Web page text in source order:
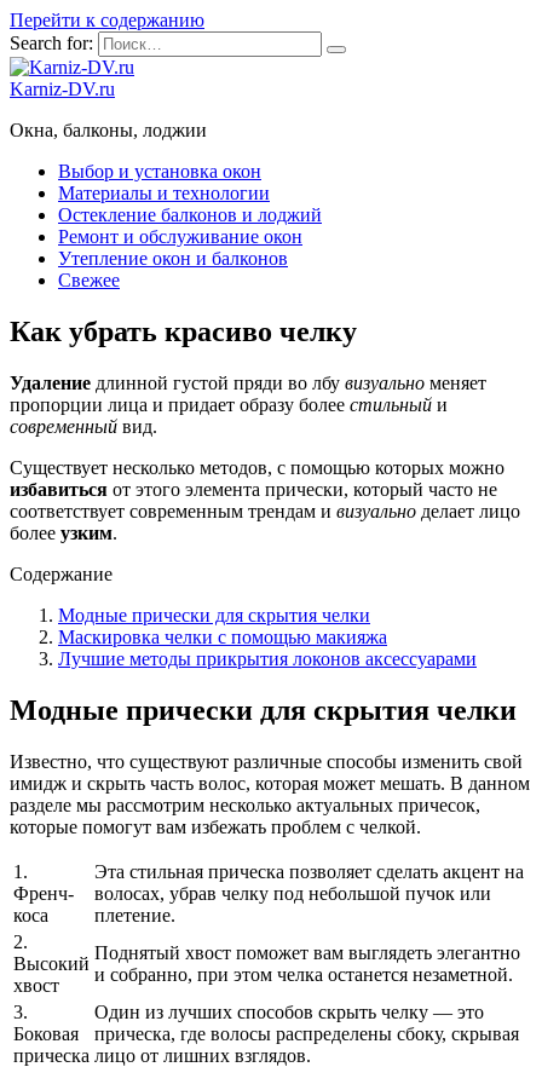
Перейти к содержанию
Search for:
Karniz-DV.ru
Окна, балконы, лоджии
Выбор и установка окон
Материалы и технологии
Остекление балконов и лоджий
Ремонт и обслуживание окон
Утепление окон и балконов
Свежее
Как убрать красиво челку
Удаление длинной густой пряди во лбу визуально меняет
пропорции лица и придает образу более стильный и
современный вид.
Существует несколько методов, с помощью которых можно
избавиться от этого элемента прически, который часто не
соответствует современным трендам и визуально делает лицо
более узким.
Содержание
Модные прически для скрытия челки
Маскировка челки с помощью макияжа
Лучшие методы прикрытия локонов аксессуарами
Модные прически для скрытия челки
Известно, что существуют различные способы изменить свой
имидж и скрыть часть волос, которая может мешать. В данном
разделе мы рассмотрим несколько актуальных причесок,
которые помогут вам избежать проблем с челкой.
1.
Френч-
коса
Эта стильная прическа позволяет сделать акцент на
волосах, убрав челку под небольшой пучок или
плетение.
2.
Высокий
хвост
Поднятый хвост поможет вам выглядеть элегантно
и собранно, при этом челка останется незаметной.
3.
Боковая
прическа
Один из лучших способов скрыть челку — это
прическа, где волосы распределены сбоку, скрывая
лицо от лишних взглядов.